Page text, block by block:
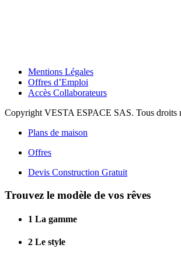
Mentions Légales
Offres d’Emploi
Accès Collaborateurs
Copyright VESTA ESPACE SAS. Tous droits
Plans de maison
Offres
Devis Construction Gratuit
Trouvez le modèle de vos rêves
1 La gamme
2 Le style